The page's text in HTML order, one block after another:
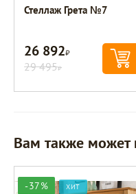
Стеллаж Грета №7
26 892Р
29 495Р
Вам также может
-37% ХИТ